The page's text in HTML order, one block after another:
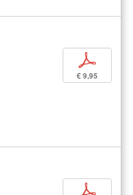
p
€ 9,95